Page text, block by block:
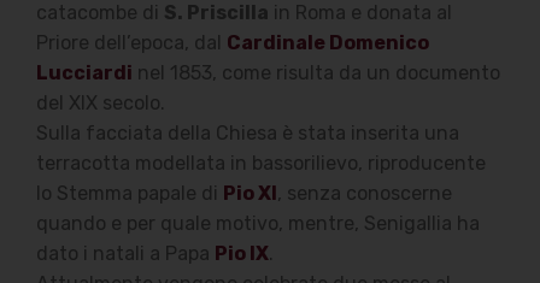
catacombe di S. Priscilla in Roma e donata al
Priore dell’epoca, dal Cardinale Domenico
Lucciardi nel 1853, come risulta da un documento
del XIX secolo.
Sulla facciata della Chiesa è stata inserita una
terracotta modellata in bassorilievo, riproducente
lo Stemma papale di Pio XI, senza conoscerne
quando e per quale motivo, mentre, Senigallia ha
dato i natali a Papa Pio IX.